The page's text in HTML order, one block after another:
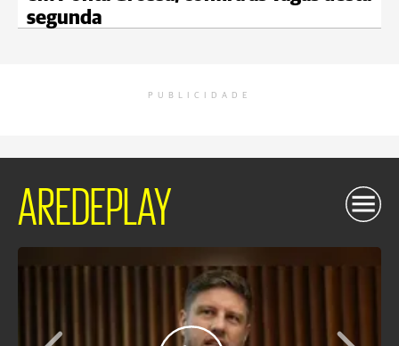
segunda
PUBLICIDADE
AREDEPLAY